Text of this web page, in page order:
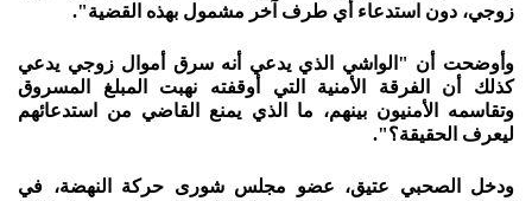
زوجي، دون استدعاء أي طرف آخر مشمول بهذه القضية".
وأوضحت أن "الواشي الذي يدعي أنه سرق أموال زوجي يدعي
كذلك أن الفرقة الأمنية التي أوقفته نهبت المبلغ المسروق
وتقاسمه الأمنيون بينهم، ما الذي يمنع القاضي من استدعائهم
ليعرف الحقيقة؟".
ودخل الصحبي عتيق، عضو مجلس شورى حركة النهضة، في